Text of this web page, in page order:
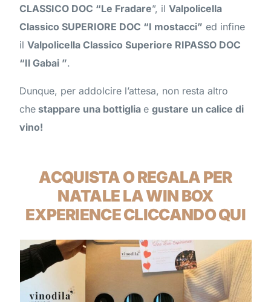
CLASSICO DOC “Le Fradare”, ilValpolicella
Classico SUPERIORE DOC “I mostacci” ed infine
ilValpolicella Classico Superiore RIPASSO DOC
“Il Gabai ”.
Dunque, per addolcire l’attesa, non resta altro
che stappare una bottiglia egustare un calice di
vino!
ACQUISTA O REGALA PER
NATALE LA WIN BOX
EXPERIENCE CLICCANDO QUI